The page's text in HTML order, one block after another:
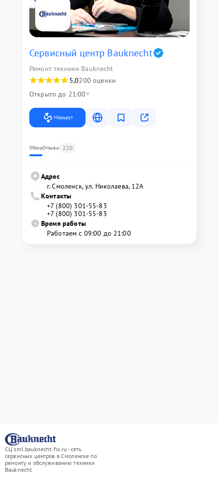
Сервисный центр Bauknecht
Ремонт техники Bauknecht
5,0200 оценки
Открыто до 21:00
Маршрут
ОбзорОтзывы 220
Адрес
г. Смоленск, ул. Николаева, 12А
Контакты
+7 (800) 301-55-83
+7 (800) 301-55-83
Время работы
Работаем с 09:00 до 21:00
СЦ sml.bauknecht-fix.ru - сеть
сервисных центров в Смоленске по
ремонту и обслуживанию техники
Bauknecht